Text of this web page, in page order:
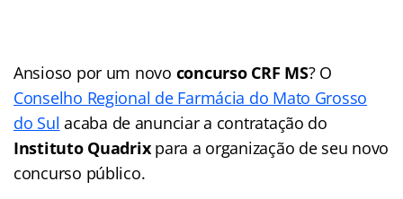
Ansioso por um novo concurso CRF MS? O
Conselho Regional de Farmácia do Mato Grosso
do Sul acaba de anunciar a contratação do
Instituto Quadrix para a organização de seu novo
concurso público.